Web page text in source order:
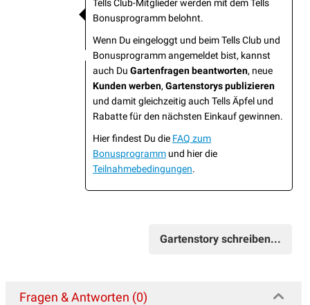
Tells Club-Mitglieder werden mit dem Tells
Bonusprogramm belohnt.
Wenn Du eingeloggt und beim Tells Club und
Bonusprogramm angemeldet bist, kannst
auch Du Gartenfragen beantworten, neue
Kunden werben, Gartenstorys publizieren
und damit gleichzeitig auch Tells Äpfel und
Rabatte für den nächsten Einkauf gewinnen.
Hier findest Du die FAQ zum
Bonusprogramm und hier die
Teilnahmebedingungen.
Gartenstory schreiben...
Fragen & Antworten (0)